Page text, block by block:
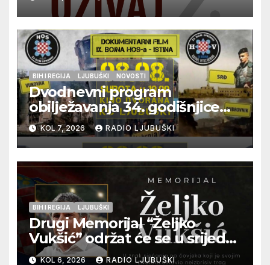
glazbu
BIH I REGIJA LJUBUŠKI NOVOSTI
Dvodnevni program
obilježavanja 34. godišnjice
pogibije generala Blaža
Kraljevića i osmorice
pripadnika HOS-a
KOL 7, 2026 RADIO LJUBUŠKI
BIH I REGIJA LJUBUŠKI
Drugi Memorijal “Željko
Vukšić” održat će se u srijedu
12. kolovoza u Otoku
KOL 6, 2026 RADIO LJUBUŠKI